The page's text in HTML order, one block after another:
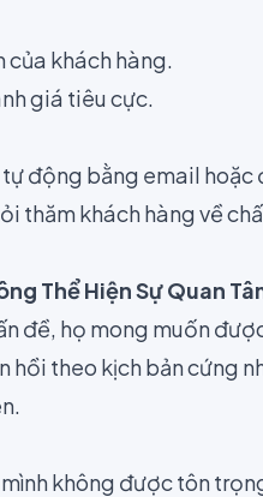
của khách hàng.
giá tiêu cực.
động bằng email hoặc
thăm khách hàng về
Thể Hiện Sự Quan
đề, họ mong muốn
hồi theo kịch bản cứng
không được tôn